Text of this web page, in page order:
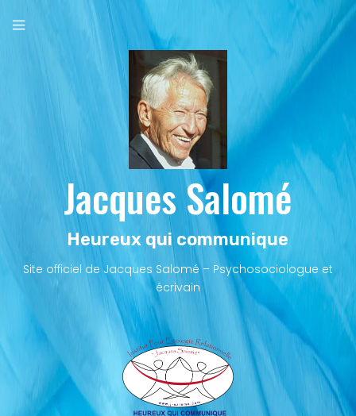
au
Jacques Salomé
Heureux qui communique
Site officiel de Jacques Salomé – Psychosociologue et
écrivain